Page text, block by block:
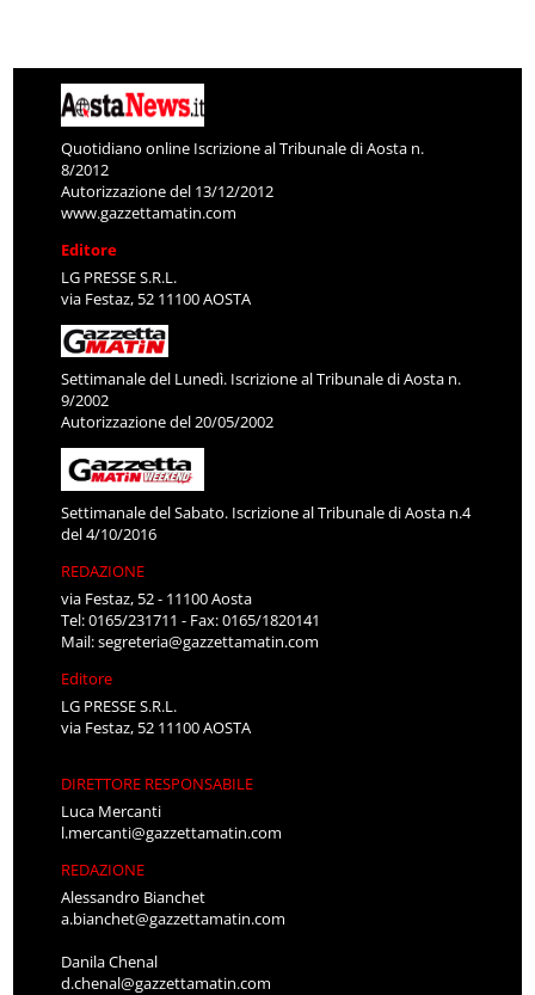
Quotidiano online Iscrizione al Tribunale di Aosta n.
8/2012
Autorizzazione del 13/12/2012
www.gazzettamatin.com
Editore
LG PRESSE S.R.L.
via Festaz, 52 11100 AOSTA
Settimanale del Lunedì. Iscrizione al Tribunale di Aosta n.
9/2002
Autorizzazione del 20/05/2002
Settimanale del Sabato. Iscrizione al Tribunale di Aosta n.4
del 4/10/2016
REDAZIONE
via Festaz, 52 - 11100 Aosta
Tel: 0165/231711 - Fax: 0165/1820141
Mail:segreteria@gazzettamatin.com
Editore
LG PRESSE S.R.L.
via Festaz, 52 11100 AOSTA
DIRETTORE RESPONSABILE
Luca Mercanti
l.mercanti@gazzettamatin.com
REDAZIONE
Alessandro Bianchet
a.bianchet@gazzettamatin.com
Danila Chenal
d.chenal@gazzettamatin.com